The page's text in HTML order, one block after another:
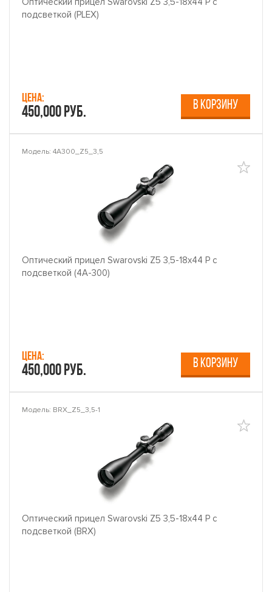
подсветкой (PLEX)
Цена:
450,000 руб. В КОРЗИНУ
Модель: 4A300_Z5_3,5
Оптический прицел Swarovski Z5 3,5-18x44 P с
подсветкой (4A-300)
Цена:
450,000 руб. В КОРЗИНУ
Модель: BRX_Z5_3,5-1
Оптический прицел Swarovski Z5 3,5-18x44 P с
подсветкой (BRX)